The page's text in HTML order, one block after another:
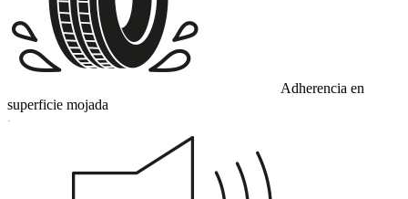
Adherencia en
superficie mojada
C